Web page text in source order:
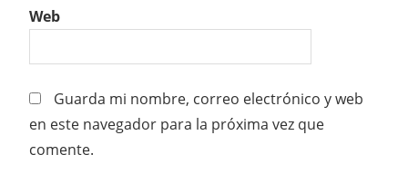
Web
Guarda mi nombre, correo electrónico y web
en este navegador para la próxima vez que
comente.